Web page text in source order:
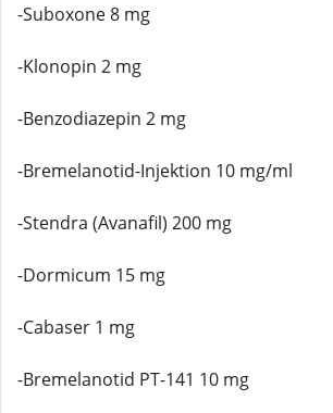
-Suboxone 8 mg
-Klonopin 2 mg
-Benzodiazepin 2 mg
-Bremelanotid-Injektion 10 mg/ml
-Stendra (Avanafil) 200 mg
-Dormicum 15 mg
-Cabaser 1 mg
-Bremelanotid PT-141 10 mg